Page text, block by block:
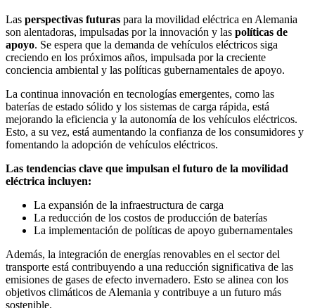
Las perspectivas futuras para la movilidad eléctrica en Alemania
son alentadoras, impulsadas por la innovación y las políticas de
apoyo. Se espera que la demanda de vehículos eléctricos siga
creciendo en los próximos años, impulsada por la creciente
conciencia ambiental y las políticas gubernamentales de apoyo.
La continua innovación en tecnologías emergentes, como las
baterías de estado sólido y los sistemas de carga rápida, está
mejorando la eficiencia y la autonomía de los vehículos eléctricos.
Esto, a su vez, está aumentando la confianza de los consumidores y
fomentando la adopción de vehículos eléctricos.
Las tendencias clave que impulsan el futuro de la movilidad
eléctrica incluyen:
La expansión de la infraestructura de carga
La reducción de los costos de producción de baterías
La implementación de políticas de apoyo gubernamentales
Además, la integración de energías renovables en el sector del
transporte está contribuyendo a una reducción significativa de las
emisiones de gases de efecto invernadero. Esto se alinea con los
objetivos climáticos de Alemania y contribuye a un futuro más
sostenible.